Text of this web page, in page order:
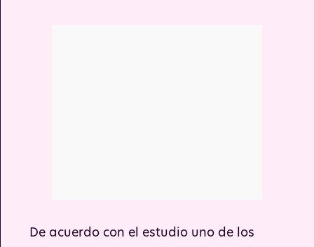
De acuerdo con el estudio uno de los